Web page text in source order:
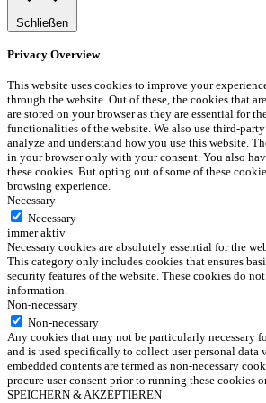
Schließen
Privacy Overview
This website uses cookies to improve your
through the website. Out of these, the cookies that
are stored on your browser as they are essential for
functionalities of the website. We also use third-
analyze and understand how you use this website.
in your browser only with your consent. You also
these cookies. But opting out of some of these
browsing experience.
Necessary
Necessary
immer aktiv
Necessary cookies are absolutely essential for the
This category only includes cookies that ensures
security features of the website. These cookies do
information.
Non-necessary
Non-necessary
Any cookies that may not be particularly necessary
and is used specifically to collect user personal data
embedded contents are termed as non-necessary
procure user consent prior to running these cookies
SPEICHERN & AKZEPTIEREN